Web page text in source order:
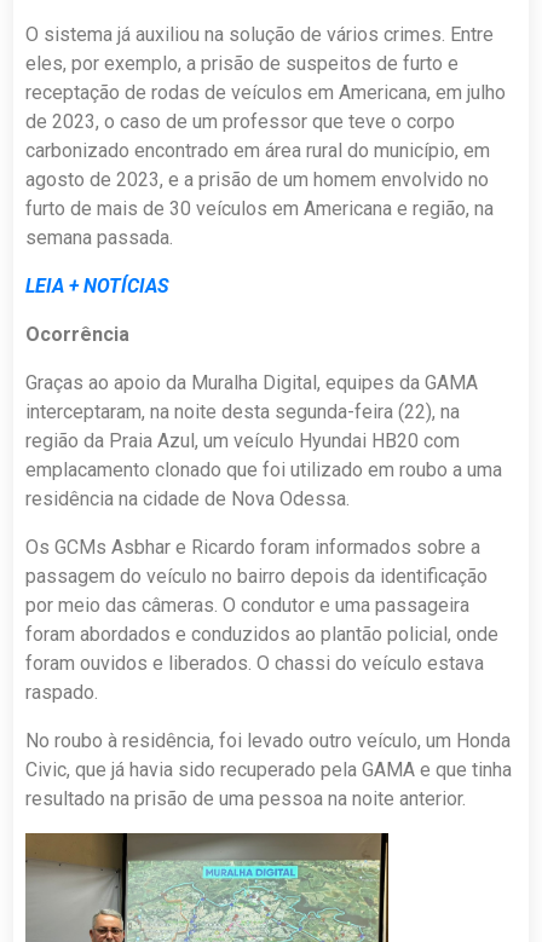
O sistema já auxiliou na solução de vários crimes. Entre
eles, por exemplo, a prisão de suspeitos de furto e
receptação de rodas de veículos em Americana, em julho
de 2023, o caso de um professor que teve o corpo
carbonizado encontrado em área rural do município, em
agosto de 2023, e a prisão de um homem envolvido no
furto de mais de 30 veículos em Americana e região, na
semana passada.
LEIA + NOTÍCIAS
Ocorrência
Graças ao apoio da Muralha Digital, equipes da GAMA
interceptaram, na noite desta segunda-feira (22), na
região da Praia Azul, um veículo Hyundai HB20 com
emplacamento clonado que foi utilizado em roubo a uma
residência na cidade de Nova Odessa.
Os GCMs Asbhar e Ricardo foram informados sobre a
passagem do veículo no bairro depois da identificação
por meio das câmeras. O condutor e uma passageira
foram abordados e conduzidos ao plantão policial, onde
foram ouvidos e liberados. O chassi do veículo estava
raspado.
No roubo à residência, foi levado outro veículo, um Honda
Civic, que já havia sido recuperado pela GAMA e que tinha
resultado na prisão de uma pessoa na noite anterior.